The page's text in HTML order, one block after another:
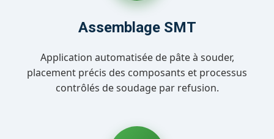
Assemblage SMT
Application automatisée de pâte à souder,
placement précis des composants et processus
contrôlés de soudage par refusion.